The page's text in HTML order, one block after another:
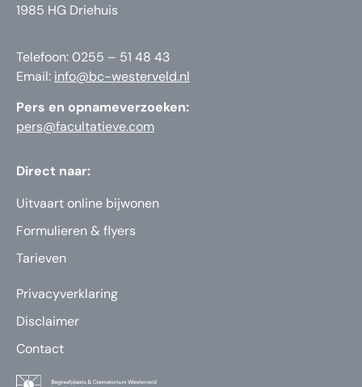
1985 HG Driehuis
Telefoon: 0255 – 51 48 43
Email: info@bc-westerveld.nl
Pers en opnameverzoeken:
pers@facultatieve.com
Direct naar:
Uitvaart online bijwonen
Formulieren & flyers
Tarieven
Privacyverklaring
Disclaimer
Contact